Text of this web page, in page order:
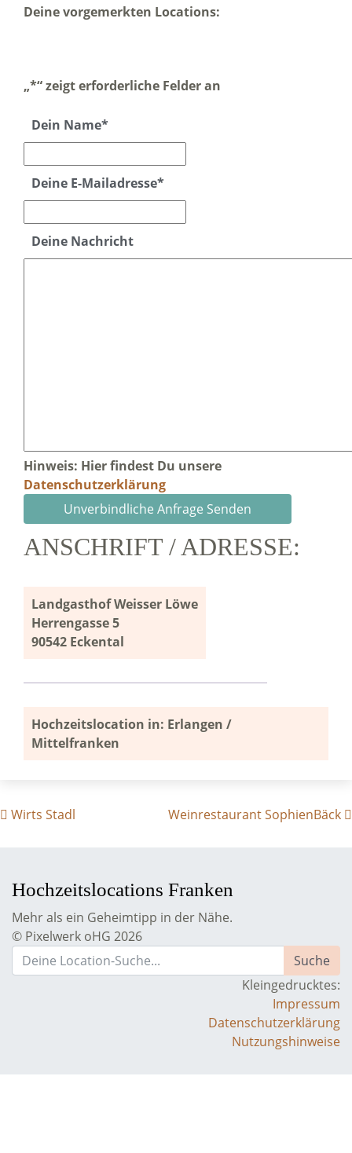
Deine vorgemerkten Locations:
„*“ zeigt erforderliche Felder an
Dein Name*
Deine E-Mailadresse*
Deine Nachricht
Hinweis: Hier findest Du unsere
Datenschutzerklärung
ANSCHRIFT / ADRESSE:
Landgasthof Weisser Löwe
Herrengasse 5
90542 Eckental
Hochzeitslocation in: Erlangen /
Mittelfranken
BEITRAGS- NAVIGATION
Wirts Stadl Weinrestaurant SophienBäck
Hochzeitslocations Franken
Mehr als ein Geheimtipp in der Nähe.
© Pixelwerk oHG 2026
Kleingedrucktes:
Impressum
Datenschutzerklärung
Nutzungshinweise